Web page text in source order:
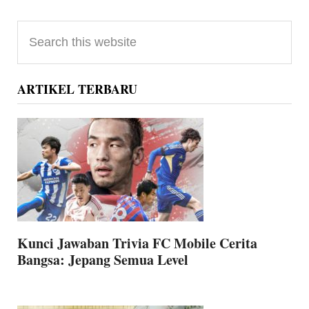
Primary
Sidebar
this
website
ARTIKEL TERBARU
Kunci Jawaban Trivia FC Mobile Cerita
Bangsa: Jepang Semua Level